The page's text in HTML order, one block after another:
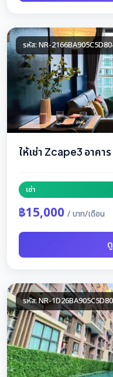
รหัส: NR-
ให้เช่า Zcape3 อาค
เช่า
฿15,000 / บาท/เดือน
รหัส: NR-